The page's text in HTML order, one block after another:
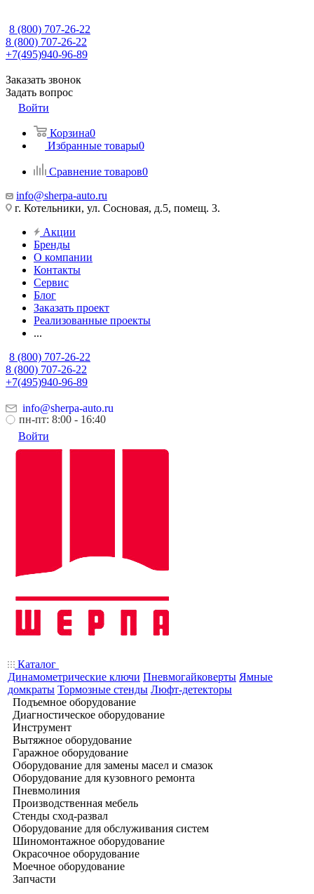
8 (800) 707-26-22
8 (800) 707-26-22
+7(495)940-96-89
Заказать звонок
Задать вопрос
Войти
Корзина0
Избранные товары0
Сравнение товаров0
info@sherpa-auto.ru
г. Котельники, ул. Сосновая, д.5, помещ. 3.
Акции
Бренды
О компании
Контакты
Сервис
Блог
Заказать проект
Реализованные проекты
...
8 (800) 707-26-22
8 (800) 707-26-22
+7(495)940-96-89
info@sherpa-auto.ru
пн-пт: 8:00 - 16:40
Войти
Каталог
Динамометрические ключи Пневмогайковерты Ямные
домкраты Тормозные стенды Люфт-детекторы
Подъемное оборудование
Диагностическое оборудование
Инструмент
Вытяжное оборудование
Гаражное оборудование
Оборудование для замены масел и смазок
Оборудование для кузовного ремонта
Пневмолиния
Производственная мебель
Стенды сход-развал
Оборудование для обслуживания систем
Шиномонтажное оборудование
Окрасочное оборудование
Моечное оборудование
Запчасти